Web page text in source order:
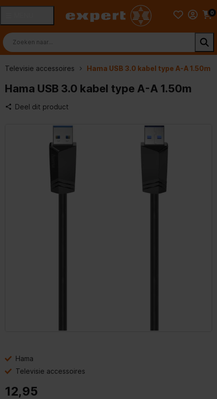
0
Televisie accessoires Hama USB 3.0 kabel type A-A 1.50m
Hama USB 3.0 kabel type A-A 1.50m
Deel dit product
Hama
Televisie accessoires
12,95